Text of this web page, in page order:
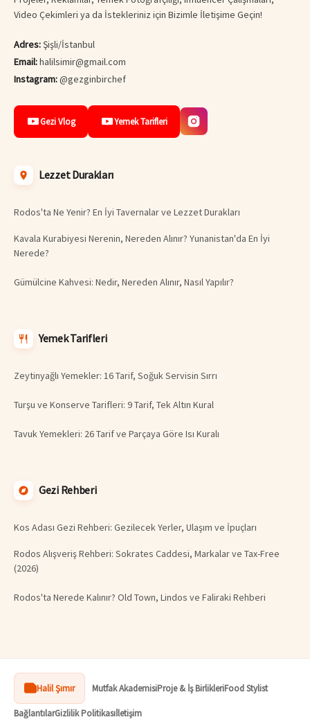
Video Çekimleri ya da İstekleriniz için Bizimle İletişime Geçin!
Adres:Şişli/İstanbul
Email:halilsimir@gmail.com
Instagram:@gezginbirchef
Gezi Vlog Yemek Tarifleri
Lezzet Durakları
Rodos'ta Ne Yenir? En İyi Tavernalar ve Lezzet Durakları
Kavala Kurabiyesi Nerenin, Nereden Alınır? Yunanistan'da En İyi
Nerede?
Gümülcine Kahvesi: Nedir, Nereden Alınır, Nasıl Yapılır?
Yemek Tarifleri
Zeytinyağlı Yemekler: 16 Tarif, Soğuk Servisin Sırrı
Turşu ve Konserve Tarifleri: 9 Tarif, Tek Altın Kural
Tavuk Yemekleri: 26 Tarif ve Parçaya Göre Isı Kuralı
Gezi Rehberi
Kos Adası Gezi Rehberi: Gezilecek Yerler, Ulaşım ve İpuçları
Rodos Alışveriş Rehberi: Sokrates Caddesi, Markalar ve Tax-Free
(2026)
Rodos'ta Nerede Kalınır? Old Town, Lindos ve Faliraki Rehberi
Halil Şımır Mutfak AkademisiProje & İş BirlikleriFood Stylist
BağlantılarGizlilik Politikasıİletişim